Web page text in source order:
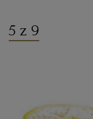
5 z 9